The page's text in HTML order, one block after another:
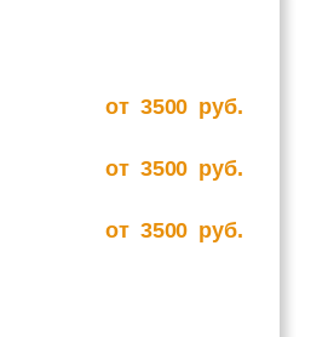
от 3500 руб.
от 3500 руб.
от 3500 руб.